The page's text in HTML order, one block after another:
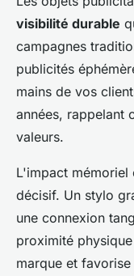
visibilité durable
campagnes
publicités
mains de vos
années, rappelant
valeurs.
L'impact mémoriel
décisif. Un stylo
une connexion
proximité
marque et